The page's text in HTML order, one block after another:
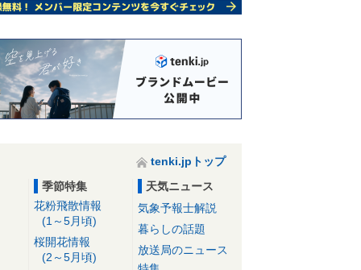
tenki.jpトップ
季節特集
花粉飛散情報
(1～5月頃)
桜開花情報
(2～5月頃)
天気ニュース
気象予報士解説
暮らしの話題
放送局のニュース